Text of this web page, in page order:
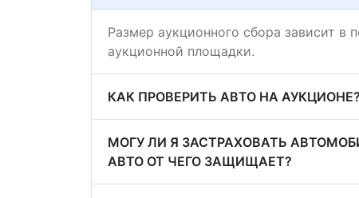
Размер аукционного сбора зависит в
аукционной площадки.
КАК ПРОВЕРИТЬ АВТО НА
МОГУ ЛИ Я ЗАСТРАХОВАТЬ
АВТО ОТ ЧЕГО ЗАЩИЩАЕТ?